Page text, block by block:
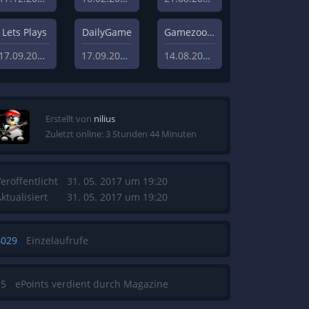
Lets Plays
17.09.2019
DailyGame
17.09.2019
Gamezoom
14.08.2020
Erstellt von nilius
Zuletzt online: 3 Stunden 44 Minuten
31. 05. 2017 um 19:20
31. 05. 2017 um 19:20
Einzelaufrufe
ePoints verdient durch Magazine